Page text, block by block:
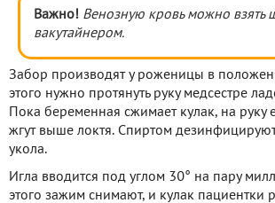
Важно! Венозную кровь можно взять
вакутайнером.
Забор производят у роженицы в
этого нужно протянуть руку медсестре
Пока беременная сжимает кулак, на руку
жгут выше локтя. Спиртом
укола.
Игла вводится под углом 30° на пару
этого зажим снимают, и кулак пациентки